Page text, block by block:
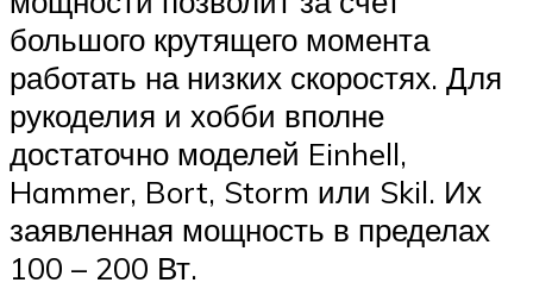
большого крутящего момента
работать на низких скоростях. Для
рукоделия и хобби вполне
достаточно моделей Einhell,
Hammer, Bort, Storm или Skil. Их
заявленная мощность в пределах
100 – 200 Вт.